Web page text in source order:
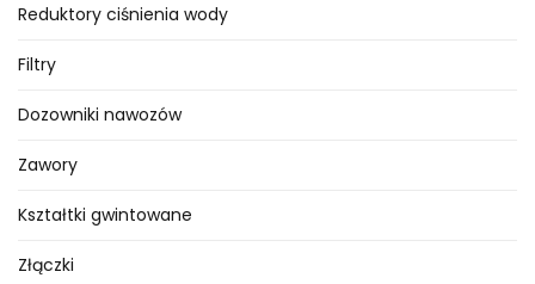
zewnętrzny. Cechuje go
elektrycznej, nie narażonej na
Reduktory ciśnienia wody
Filtry
Dozowniki nawozów
Zawory
Kształtki gwintowane
Złączki